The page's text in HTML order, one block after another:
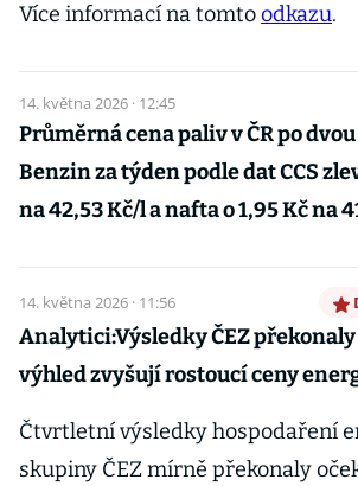
Více informací na tomtoodkazu.
14. května 2026 · 12:45
Průměrná cena paliv v ČR po
Benzin za týden podle dat CCS
na 42,53 Kč/l a nafta o 1,95 Kč na
14. května 2026 · 11:56
Analytici:Výsledky ČEZ
výhled zvyšují rostoucí ceny
Čtvrtletní výsledky hospodaření
skupiny ČEZ mírně překonaly